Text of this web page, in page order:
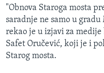
"Obnova Staroga mosta
saradnje ne samo u
rekao je u izjavi za
Safet Oručević, koji je i
Starog mosta.